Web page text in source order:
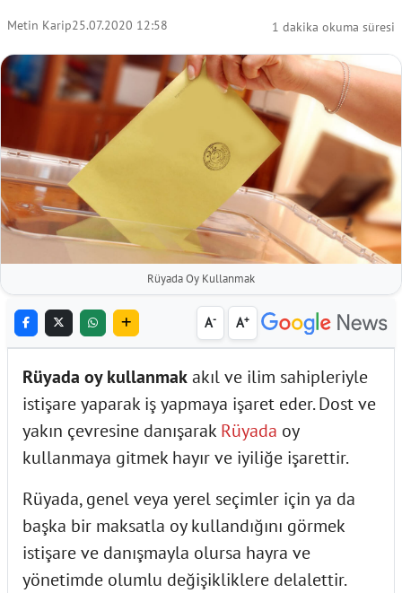
Metin Karip25.07.2020 12:58 1 dakika okuma süresi
Rüyada Oy Kullanmak
A- A+
Rüyada oy kullanmakakıl ve ilim sahipleriyle
istişare yaparak iş yapmaya işaret eder. Dost ve
yakın çevresine danışarak Rüyada oy
kullanmaya gitmek hayır ve iyiliğe işarettir.
Rüyada, genel veya yerel seçimler için ya da
başka bir maksatla oy kullandığını görmek
istişare ve danışmayla olursa hayra ve
yönetimde olumlu değişikliklere delalettir.